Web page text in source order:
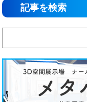
記事を検索